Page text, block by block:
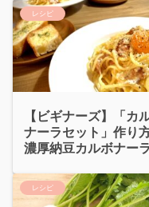
レシピ
【ビギナーズ】「カ
ナーラセット」作り方
濃厚納豆カルボナーラ
レシピ